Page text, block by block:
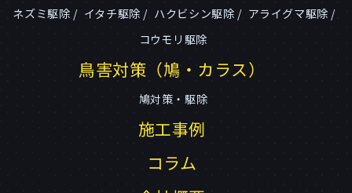
ネズミ駆除 イタチ駆除 ハクビシン駆除
アライグマ駆除
コウモリ駆除
鳥害対策（鳩・カラス）
鳩対策・駆除
施工事例
コラム